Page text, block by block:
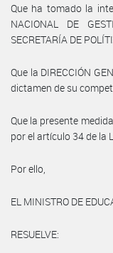
Que ha tomado la
NACIONAL DE
SECRETARÍA DE
Que la DIRECCIÓN
dictamen de su
Que la presente
por el artículo 34 de la
Por ello,
EL MINISTRO DE
RESUELVE: